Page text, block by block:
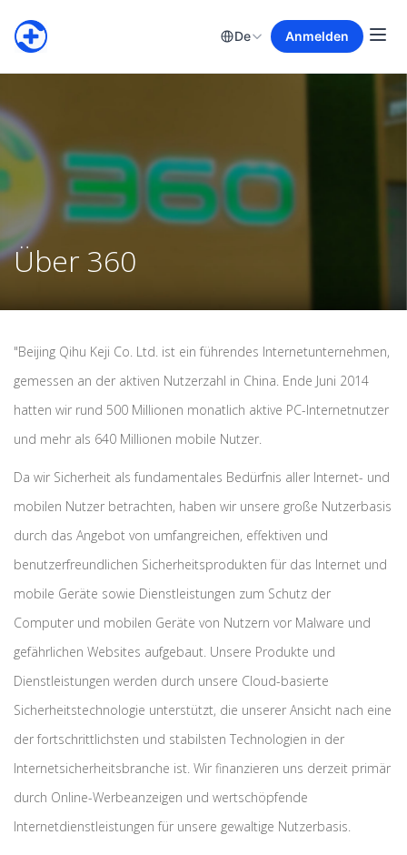
De Anmelden
Über 360
"Beijing Qihu Keji Co. Ltd. ist ein führendes Internetunternehmen,
gemessen an der aktiven Nutzerzahl in China. Ende Juni 2014
hatten wir rund 500 Millionen monatlich aktive PC-Internetnutzer
und mehr als 640 Millionen mobile Nutzer.
Da wir Sicherheit als fundamentales Bedürfnis aller Internet- und
mobilen Nutzer betrachten, haben wir unsere große Nutzerbasis
durch das Angebot von umfangreichen, effektiven und
benutzerfreundlichen Sicherheitsprodukten für das Internet und
mobile Geräte sowie Dienstleistungen zum Schutz der
Computer und mobilen Geräte von Nutzern vor Malware und
gefährlichen Websites aufgebaut. Unsere Produkte und
Dienstleistungen werden durch unsere Cloud-basierte
Sicherheitstechnologie unterstützt, die unserer Ansicht nach eine
der fortschrittlichsten und stabilsten Technologien in der
Internetsicherheitsbranche ist. Wir finanzieren uns derzeit primär
durch Online-Werbeanzeigen und wertschöpfende
Internetdienstleistungen für unsere gewaltige Nutzerbasis.